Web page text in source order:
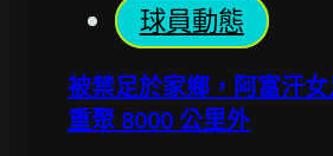
球員動態
被禁足於家鄉，阿富汗
重聚 8000 公里外